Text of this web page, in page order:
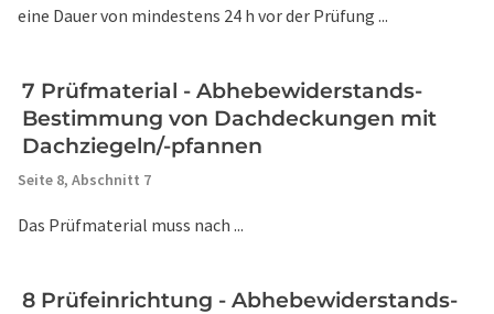
eine Dauer von mindestens 24 h vor der Prüfung ...
7 Prüfmaterial - Abhebewiderstands-
Bestimmung von Dachdeckungen mit
Dachziegeln/-pfannen
Seite 8, Abschnitt 7
Das Prüfmaterial muss nach ...
8 Prüfeinrichtung - Abhebewiderstands-